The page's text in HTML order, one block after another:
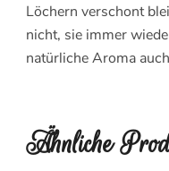
Löchern verschont
nicht, sie immer
natürliche Aroma
Ähnliche